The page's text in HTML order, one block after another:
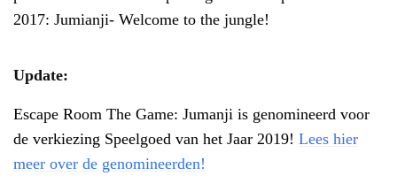
2017: Jumianji- Welcome to the jungle!
Update:
Escape Room The Game: Jumanji is genomineerd voor
de verkiezing Speelgoed van het Jaar 2019! Lees hier
meer over de genomineerden!